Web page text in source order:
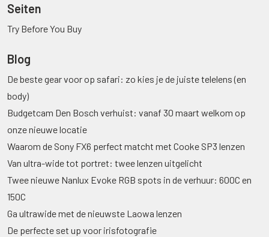
Seiten
Try Before You Buy
Blog
De beste gear voor op safari: zo kies je de juiste telelens (en
body)
Budgetcam Den Bosch verhuist: vanaf 30 maart welkom op
onze nieuwe locatie
Waarom de Sony FX6 perfect matcht met Cooke SP3 lenzen
Van ultra-wide tot portret: twee lenzen uitgelicht
Twee nieuwe Nanlux Evoke RGB spots in de verhuur: 600C en
150C
Ga ultrawide met de nieuwste Laowa lenzen
De perfecte set up voor irisfotografie